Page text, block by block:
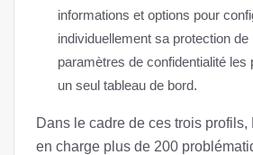
informations et options pour
individuellement sa protection
paramètres de confidentialité
un seul tableau de bord.
Dans le cadre de ces trois profils,
en charge plus de 200